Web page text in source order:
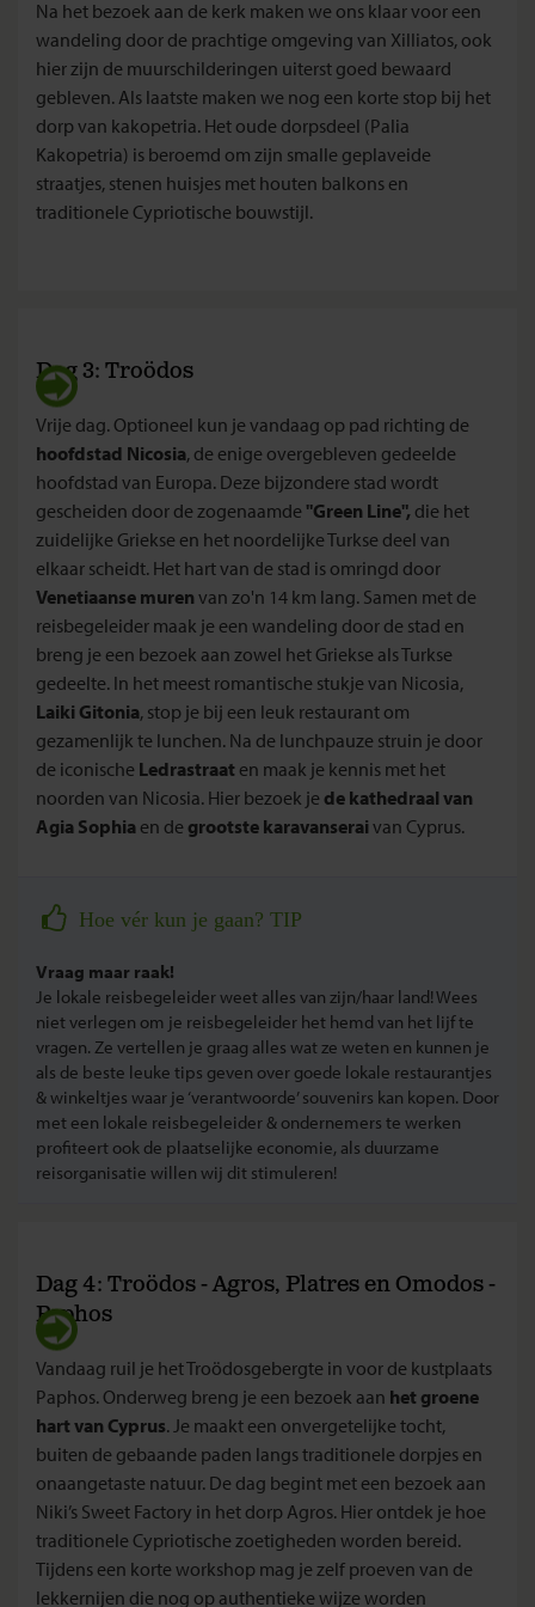
Na het bezoek aan de kerk maken we ons klaar voor een
wandeling door de prachtige omgeving van Xilliatos, ook
hier zijn de muurschilderingen uiterst goed bewaard
gebleven. Als laatste maken we nog een korte stop bij het
dorp van kakopetria. Het oude dorpsdeel (Palia
Kakopetria) is beroemd om zijn smalle geplaveide
straatjes, stenen huisjes met houten balkons en
traditionele Cypriotische bouwstijl.
Dag 3: Troödos
Vrije dag. Optioneel kun je vandaag op pad richting de
hoofdstad Nicosia, de enige overgebleven gedeelde
hoofdstad van Europa. Deze bijzondere stad wordt
gescheiden door de zogenaamde "Green Line", die het
zuidelijke Griekse en het noordelijke Turkse deel van
elkaar scheidt. Het hart van de stad is omringd door
Venetiaanse muren van zo'n 14 km lang. Samen met de
reisbegeleider maak je een wandeling door de stad en
breng je een bezoek aan zowel het Griekse als Turkse
gedeelte. In het meest romantische stukje van Nicosia,
Laiki Gitonia, stop je bij een leuk restaurant om
gezamenlijk te lunchen. Na de lunchpauze struin je door
de iconische Ledrastraat en maak je kennis met het
noorden van Nicosia. Hier bezoek je de kathedraal van
Agia Sophia en de grootste karavanserai van Cyprus.
Hoe vér kun je gaan? TIP
Vraag maar raak!
Je lokale reisbegeleider weet alles van zijn/haar land! Wees
niet verlegen om je reisbegeleider het hemd van het lijf te
vragen. Ze vertellen je graag alles wat ze weten en kunnen je
als de beste leuke tips geven over goede lokale restaurantjes
& winkeltjes waar je ‘verantwoorde’ souvenirs kan kopen. Door
met een lokale reisbegeleider & ondernemers te werken
profiteert ook de plaatselijke economie, als duurzame
reisorganisatie willen wij dit stimuleren!
Dag 4: Troödos - Agros, Platres en Omodos -
Paphos
Vandaag ruil je het Troödosgebergte in voor de kustplaats
Paphos. Onderweg breng je een bezoek aan het groene
hart van Cyprus. Je maakt een onvergetelijke tocht,
buiten de gebaande paden langs traditionele dorpjes en
onaangetaste natuur. De dag begint met een bezoek aan
Niki’s Sweet Factory in het dorp Agros. Hier ontdek je hoe
traditionele Cypriotische zoetigheden worden bereid.
Tijdens een korte workshop mag je zelf proeven van de
lekkernijen die nog op authentieke wijze worden